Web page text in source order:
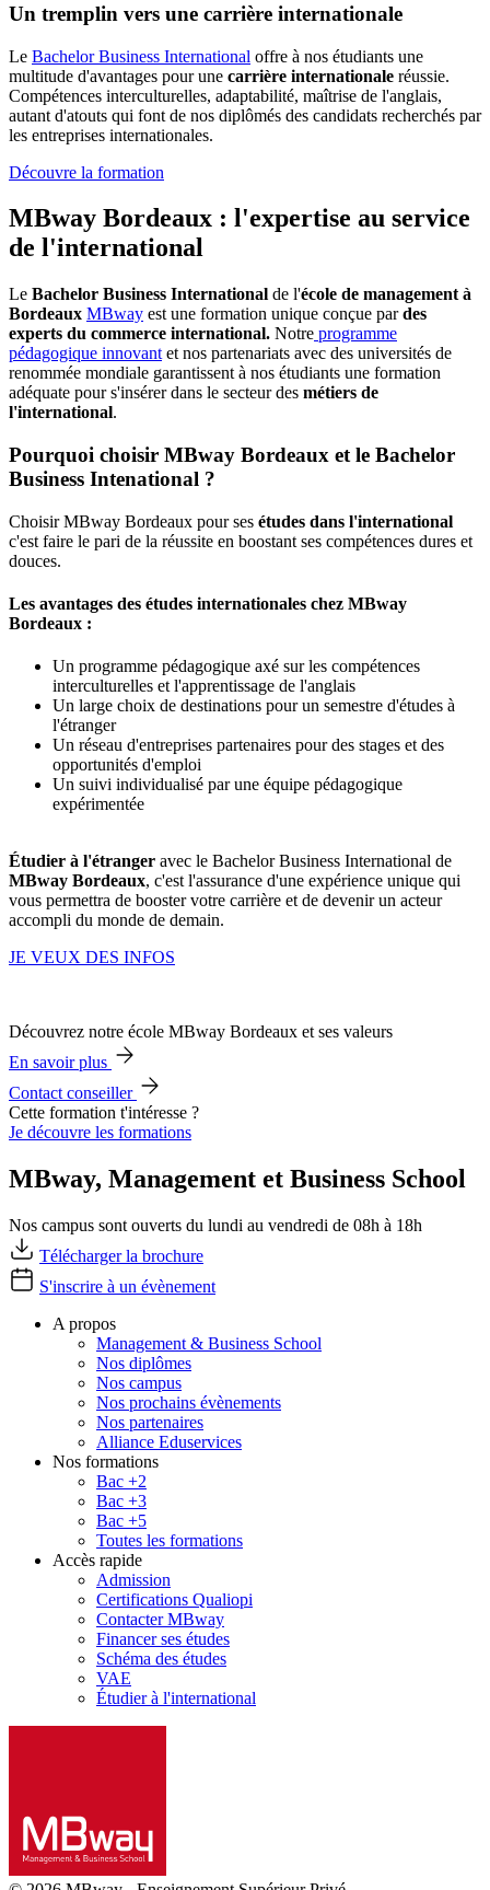
Un tremplin vers une carrière internationale
Le Bachelor Business International offre à nos étudiants une
multitude d'avantages pour une carrière internationale réussie.
Compétences interculturelles, adaptabilité, maîtrise de l'anglais,
autant d'atouts qui font de nos diplômés des candidats recherchés par
les entreprises internationales.
Découvre la formation
MBway Bordeaux : l'expertise au service
de l'international
Le Bachelor Business International de l'école de management à
Bordeaux MBway est une formation unique conçue pardes
experts du commerce international. Notre programme
pédagogique innovant et nos partenariats avec des universités de
renommée mondiale garantissent à nos étudiants une formation
adéquate pour s'insérer dans le secteur des métiers de
l'international.
Pourquoi choisir MBway Bordeaux et le Bachelor
Business Intenational ?
Choisir MBway Bordeaux pour ses études dans l'international
c'est faire le pari de la réussite en boostant ses compétences dures et
douces.
Les avantages des études internationales chez MBway
Bordeaux :
Un programme pédagogique axé sur les compétences
interculturelles et l'apprentissage de l'anglais
Un large choix de destinations pour un semestre d'études à
l'étranger
Un réseau d'entreprises partenaires pour des stages et des
opportunités d'emploi
Un suivi individualisé par une équipe pédagogique
expérimentée
Étudier à l'étranger avec le Bachelor Business International de
MBway Bordeaux, c'est l'assurance d'une expérience unique qui
vous permettra de booster votre carrière et de devenir un acteur
accompli du monde de demain.
JE VEUX DES INFOS
Découvrez notre école MBway Bordeaux et ses valeurs
En savoir plus
Contact conseiller
Cette formation t'intéresse ?
Je découvre les formations
MBway, Management et Business School
Nos campus sont ouverts du lundi au vendredi de 08h à 18h
Télécharger la brochure
S'inscrire à un évènement
A propos
Management & Business School
Nos diplômes
Nos campus
Nos prochains évènements
Nos partenaires
Alliance Eduservices
Nos formations
Bac +2
Bac +3
Bac +5
Toutes les formations
Accès rapide
Admission
Certifications Qualiopi
Contacter MBway
Financer ses études
Schéma des études
VAE
Étudier à l'international